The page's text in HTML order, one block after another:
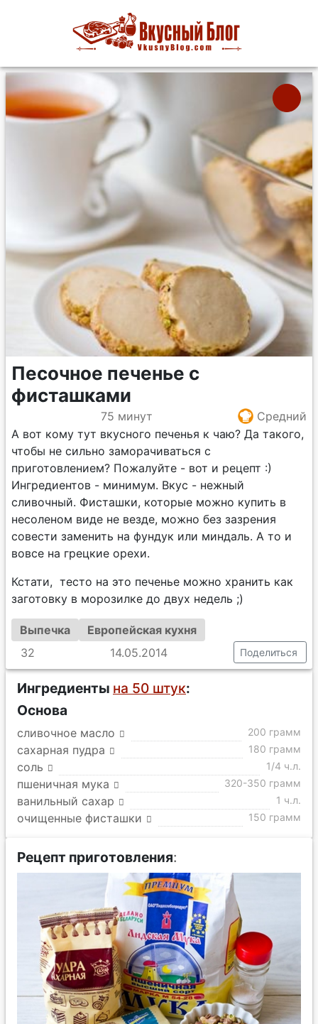
Песочное печенье с
фисташками
75 минут
Средний
А вот кому тут вкусного печенья к чаю? Да такого,
чтобы не сильно заморачиваться с
приготовлением? Пожалуйте - вот и рецепт :)
Ингредиентов - минимум. Вкус - нежный
сливочный. Фисташки, которые можно купить в
несоленом виде не везде, можно без зазрения
совести заменить на фундук или миндаль. А то и
вовсе на грецкие орехи.
Кстати, тесто на это печенье можно хранить как
заготовку в морозилке до двух недель ;)
Выпечка
Европейская кухня
32
14.05.2014 Поделиться
Ингредиенты на 50 штук:
Основа
сливочное масло 200 грамм
сахарная пудра 180 грамм
соль 1/4 ч.л.
пшеничная мука 320-350 грамм
ванильный сахар 1 ч.л.
очищенные фисташки 150 грамм
Рецепт приготовления: